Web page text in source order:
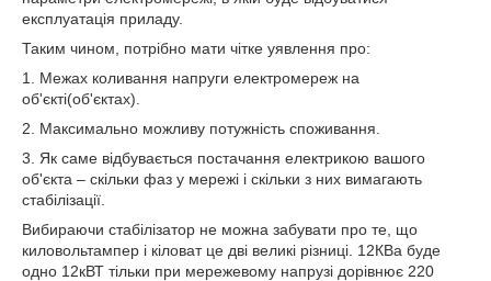
експлуатація приладу.
Таким чином, потрібно мати чітке уявлення про:
1. Межах коливання напруги електромереж на
об'єкті(об'єктах).
2. Максимально можливу потужність споживання.
3. Як саме відбувається постачання електрикою вашого
об'єкта – скільки фаз у мережі і скільки з них вимагають
стабілізації.
Вибираючи стабілізатор не можна забувати про те, що
киловольтампер і кіловат це дві великі різниці. 12КВа буде
одно 12кВТ тільки при мережевому напрузі дорівнює 220